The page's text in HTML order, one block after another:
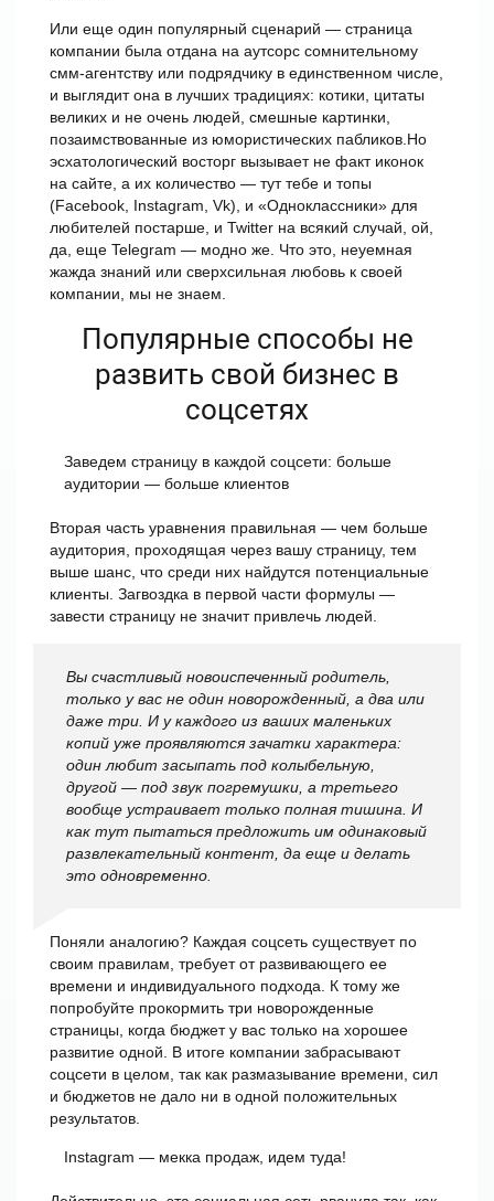
Или еще один популярный сценарий — страница
компании была отдана на аутсорс сомнительному
смм-агентству или подрядчику в единственном числе,
и выглядит она в лучших традициях: котики, цитаты
великих и не очень людей, смешные картинки,
позаимствованные из юмористических пабликов.Но
эсхатологический восторг вызывает не факт иконок
на сайте, а их количество — тут тебе и топы
(Facebook, Instagram, Vk), и «Одноклассники» для
любителей постарше, и Twitter на всякий случай, ой,
да, еще Telegram — модно же. Что это, неуемная
жажда знаний или сверхсильная любовь к своей
компании, мы не знаем.
Популярные способы не
развить свой бизнес в
соцсетях
Заведем страницу в каждой соцсети: больше
аудитории — больше клиентов
Вторая часть уравнения правильная — чем больше
аудитория, проходящая через вашу страницу, тем
выше шанс, что среди них найдутся потенциальные
клиенты. Загвоздка в первой части формулы —
завести страницу не значит привлечь людей.
Вы счастливый новоиспеченный родитель,
только у вас не один новорожденный, а два или
даже три. И у каждого из ваших маленьких
копий уже проявляются зачатки характера:
один любит засыпать под колыбельную,
другой — под звук погремушки, а третьего
вообще устраивает только полная тишина. И
как тут пытаться предложить им одинаковый
развлекательный контент, да еще и делать
это одновременно.
Поняли аналогию? Каждая соцсеть существует по
своим правилам, требует от развивающего ее
времени и индивидуального подхода. К тому же
попробуйте прокормить три новорожденные
страницы, когда бюджет у вас только на хорошее
развитие одной. В итоге компании забрасывают
соцсети в целом, так как размазывание времени, сил
и бюджетов не дало ни в одной положительных
результатов.
Instagram — мекка продаж, идем туда!